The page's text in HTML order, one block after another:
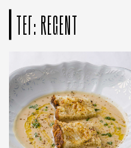
ТЕГ: REGENT